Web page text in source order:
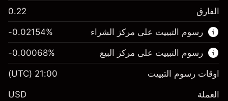
هذا السوق المالي متاح للتداول من خلال عقود
الفروقات.
اعرف المزيد عن:
عقود الفروقات
الفارق 0.22
رسوم التبييت على مركز الشراء -0.02154%
رسوم التبييت على مركز البيع -0.00068%
اوقات رسوم التبييت 21:00
(UTC)
العملة USD